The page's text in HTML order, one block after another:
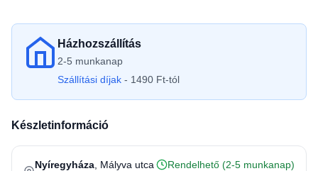
Házhozszállítás
2-5 munkanap
Szállítási díjak - 1490 Ft-tól
Készletinformáció
Nyíregyháza , Mályva utca
Rendelhető (2-5 munkanap)